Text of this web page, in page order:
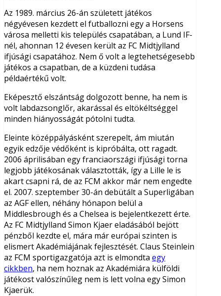
Az 1989. március 26-án született játékos
négyévesen kezdett el futballozni egy a Horsens
városa melletti kis település csapatában, a Lund IF-
nél, ahonnan 12 évesen került az FC Midtjylland
ifjúsági csapatához. Nem ő volt a legtehetségesebb
játékos a csapatban, de a küzdeni tudása
példaértékű volt.
Eképesztő elszántság dolgozott benne, ha nem is
volt labdazsonglőr, akarással és eltökéltséggel
minden hiányosságát pótolni tudta.
Eleinte középpályásként szerepelt, ám miután
egyik edzője védőként is kipróbálta, ott ragadt.
2006 áprilisában egy franciaországi ifjúsági torna
legjobb játékosának választották, így a Lille le is
akart csapni rá, de az FCM akkor már nem engedte
el. 2007. szeptember 30-án debütált a Superligában
az AGF ellen, néhány hónapon belül a
Middlesbrough és a Chelsea is bejelentkezett érte.
Az FC Midtjylland Simon Kjaer eladásából bejött
pénzből kezdte el, mára már európai szinten is
elismert Akadémiájának fejlesztését. Claus Steinlein
az FCM sportigazgatója azt is elmondta egy
cikkben, ha nem hoznak az Akadémiára külföldi
játékost valószínűleg nem is lett volna egy Simon
Kjaerük.